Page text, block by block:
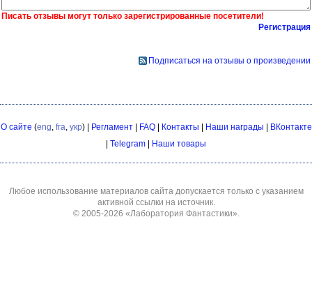
Писать отзывы могут только зарегистрированные посетители!
Регистрация
Подписаться на отзывы о произведении
О сайте (eng, fra, укр) | Регламент| FAQ| Контакты Наши награды
ВКонтакте
Telegram Наши товары
Любое использование материалов сайта допускается только с указанием
активной ссылки на источник.
© 2005-2026 «Лаборатория Фантастики».